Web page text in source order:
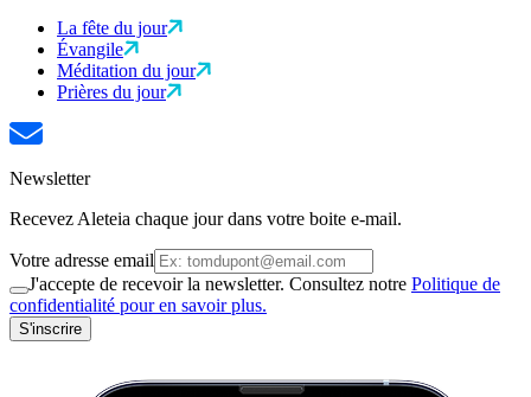
La fête du jour
Évangile
Méditation du jour
Prières du jour
Newsletter
Recevez Aleteia chaque jour dans votre boite e-mail.
Votre adresse email
J'accepte de recevoir la newsletter. Consultez notre Politique de
confidentialité pour en savoir plus.
S'inscrire